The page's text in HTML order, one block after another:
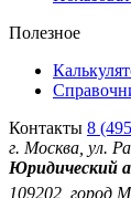
Полезное
Контакты 8
г. Москва, ул.
Юридический
109202, город